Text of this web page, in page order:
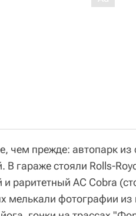
чем прежде: автопарк из
В гараже стояли Rolls-
раритетный AC Cobra
мелькали фотографии